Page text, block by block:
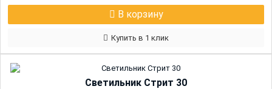
В корзину
Купить в 1 клик
Светильник Стрит 30